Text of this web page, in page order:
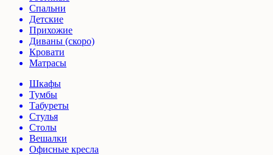
Спальни
Детские
Прихожие
Диваны (скоро)
Кровати
Матрасы
Шкафы
Тумбы
Табуреты
Стулья
Столы
Вешалки
Офисные кресла